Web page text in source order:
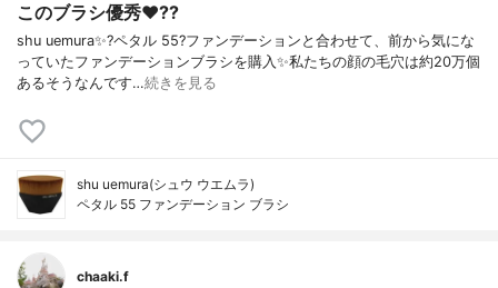
このブラシ優秀❤️??
shu uemura✨?ペタル 55?ファンデーションと合わせて、前から気にな
っていたファンデーションブラシを購入✨私たちの顔の毛穴は約20万個
あるそうなんです…続きを見る
shu uemura(シュウ ウエムラ)
ペタル 55 ファンデーション ブラシ
chaaki.f